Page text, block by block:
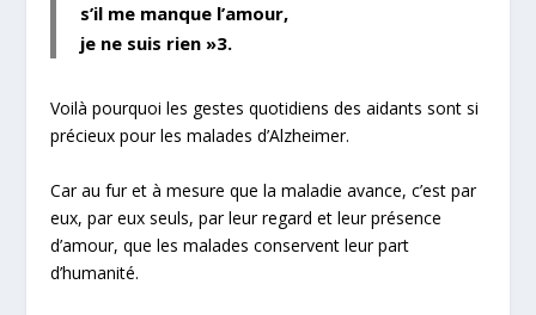
s’il me manque l’amour,
je ne suis rien »3.
Voilà pourquoi les gestes quotidiens des aidants sont si
précieux pour les malades d’Alzheimer.
Car au fur et à mesure que la maladie avance, c’est par
eux, par eux seuls, par leur regard et leur présence
d’amour, que les malades conservent leur part
d’humanité.